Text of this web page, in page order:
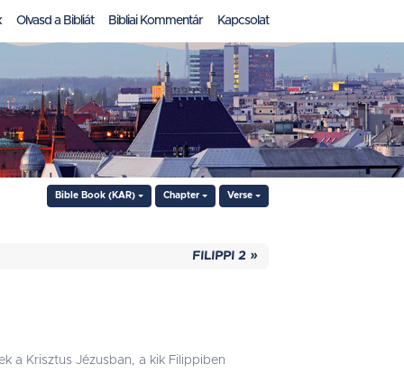
Olvasd a Bibliát Bibliai Kommentár Kapcsolat
Bible Book (KAR) Chapter Verse
FILIPPI 2 »
a Krisztus Jézusban, a kik Filippiben